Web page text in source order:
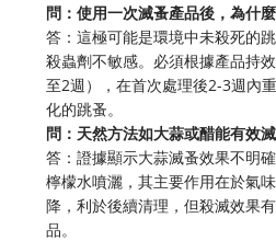
問：使用一次滅蚤產品後，為什
答：這極可能是環境中未殺死的
殺蟲劑不敏感。必須根據產品持
至2週），在首次處理後2-3週內
化的跳蚤。
問：天然方法如大蒜或醋能有效
答：證據顯示大蒜滅蚤效果不明
檸檬水噴灑，其主要作用在於氣
降，利於後續清理，但殺滅效果
品。